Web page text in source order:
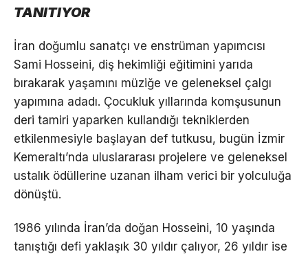
TANITIYOR
İran doğumlu sanatçı ve enstrüman yapımcısı
Sami Hosseini, diş hekimliği eğitimini yarıda
bırakarak yaşamını müziğe ve geleneksel çalgı
yapımına adadı. Çocukluk yıllarında komşusunun
deri tamiri yaparken kullandığı tekniklerden
etkilenmesiyle başlayan def tutkusu, bugün İzmir
Kemeraltı’nda uluslararası projelere ve geleneksel
ustalık ödüllerine uzanan ilham verici bir yolculuğa
dönüştü.
1986 yılında İran’da doğan Hosseini, 10 yaşında
tanıştığı defi yaklaşık 30 yıldır çalıyor, 26 yıldır ise